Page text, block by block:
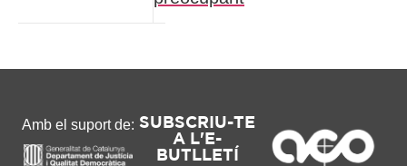
Amb el suport de: SUBSCRIU-TE
A L'E-
BUTLLETÍ